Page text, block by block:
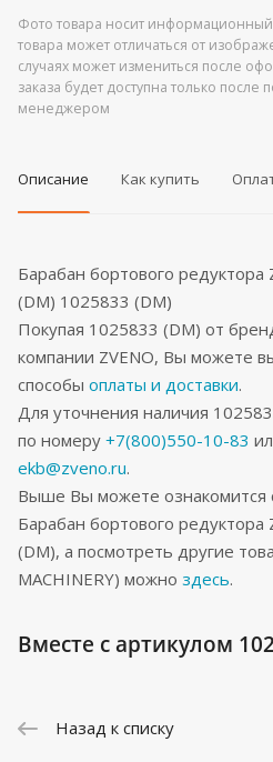
Фото товара носит
товара может отличаться от
случаях может измениться после
заказа будет доступна только после
менеджером
Описание Как купить
Барабан бортового редуктора
(DM) 1025833 (DM)
Покупая 1025833 (DM) от
компании ZVENO, Вы можете
способы оплаты и доставки.
Для уточнения наличия
по номеру +7(800)550-10-83
ekb@zveno.ru.
Выше Вы можете ознакомится
Барабан бортового редуктора
(DM), а посмотреть другие
MACHINERY) можно здесь.
Вместе с артикулом
Назад к списку